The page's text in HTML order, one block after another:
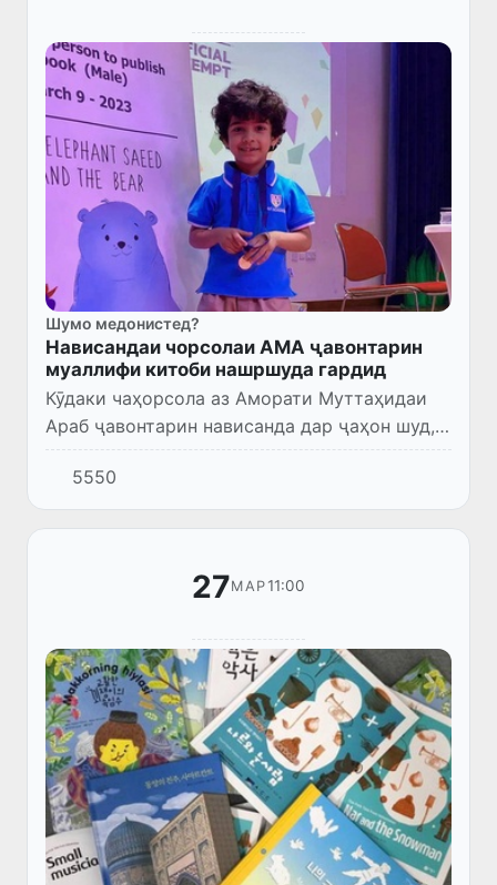
Шумо медонистед?
Нависандаи чорсолаи АМА ҷавонтарин
муаллифи китоби нашршуда гардид
Кӯдаки чаҳорсола аз Аморати Муттаҳидаи
Араб ҷавонтарин нависанда дар ҷаҳон шуд,
ки китоб нашр кардааст. Дар ин бора дар
торнамои Китоби рекордҳои Гиннес хабар
дода шудааст.
5550
27МАР11:00